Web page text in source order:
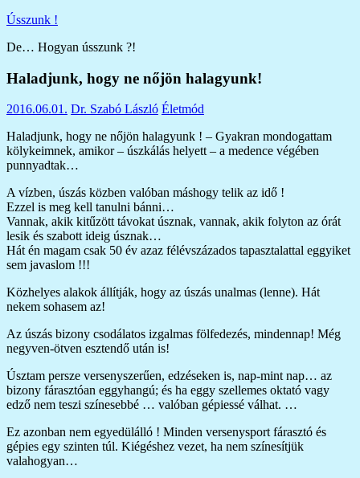
Skip
content
Ússzunk !
De… Hogyan ússzunk ?!
Haladjunk, hogy ne nőjön halagyunk!
2016.06.01. Dr. Szabó László Életmód
Haladjunk, hogy ne nőjön halagyunk ! – Gyakran mondogattam
kölykeimnek, amikor – úszkálás helyett – a medence végében
punnyadtak…
A vízben, úszás közben valóban máshogy telik az idő !
Ezzel is meg kell tanulni bánni…
Vannak, akik kitűzött távokat úsznak, vannak, akik folyton az órát
lesik és szabott ideig úsznak…
Hát én magam csak 50 év azaz félévszázados tapasztalattal eggyiket
sem javaslom !!!
Közhelyes alakok állítják, hogy az úszás unalmas (lenne). Hát
nekem sohasem az!
Az úszás bizony csodálatos izgalmas fölfedezés, mindennap! Még
negyven-ötven esztendő után is!
Úsztam persze versenyszerűen, edzéseken is, nap-mint nap… az
bizony fárasztóan eggyhangú; és ha eggy szellemes oktató vagy
edző nem teszi színesebbé … valóban gépiessé válhat. …
Ez azonban nem egyedülálló ! Minden versenysport fárasztó és
gépies egy szinten túl. Kiégéshez vezet, ha nem színesítjük
valahogyan…